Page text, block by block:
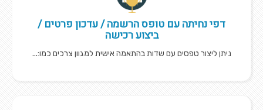
דפי נחיתה עם טופס הרשמה / עדכון פרטים /
ביצוע רכישה
ניתן ליצור טפסים עם שדות בהתאמה אישית למגוון צרכים כמו:...